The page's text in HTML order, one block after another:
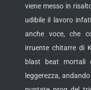
viene messo in
udibile il lavoro
anche voce, che
irruente chitarre di
blast beat mortali
leggerezza,